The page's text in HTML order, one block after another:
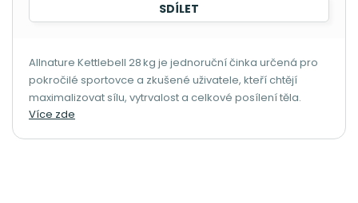
SDÍLET
Allnature Kettlebell 28 kg je jednoruční činka určená pro
pokročilé sportovce a zkušené uživatele, kteří chtějí
maximalizovat sílu, vytrvalost a celkové posílení těla.
Více zde